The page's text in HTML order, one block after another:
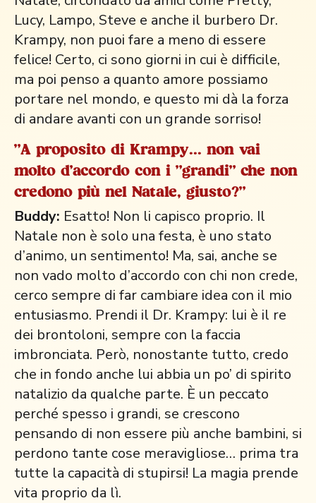
Lucy, Lampo, Steve e anche il burbero Dr.
Krampy, non puoi fare a meno di essere
felice! Certo, ci sono giorni in cui è difficile,
ma poi penso a quanto amore possiamo
portare nel mondo, e questo mi dà la forza
di andare avanti con un grande sorriso!
"A proposito di Krampy... non vai
molto d'accordo con i "grandi" che non
credono più nel Natale, giusto?"
Buddy: Esatto! Non li capisco proprio. Il
Natale non è solo una festa, è uno stato
d’animo, un sentimento! Ma, sai, anche se
non vado molto d’accordo con chi non crede,
cerco sempre di far cambiare idea con il mio
entusiasmo. Prendi il Dr. Krampy: lui è il re
dei brontoloni, sempre con la faccia
imbronciata. Però, nonostante tutto, credo
che in fondo anche lui abbia un po’ di spirito
natalizio da qualche parte. È un peccato
perché spesso i grandi, se crescono
pensando di non essere più anche bambini, si
perdono tante cose meravigliose… prima tra
tutte la capacità di stupirsi! La magia prende
vita proprio da lì.